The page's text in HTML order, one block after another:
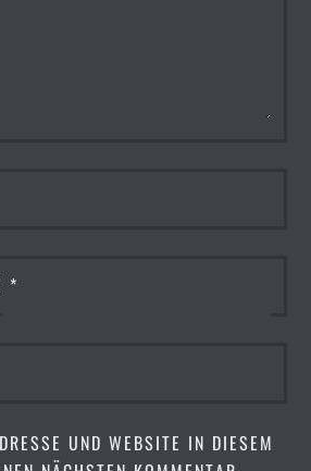
*
UND WEBSITE IN DIESEM